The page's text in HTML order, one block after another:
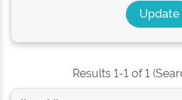
Results 1-1 of 1